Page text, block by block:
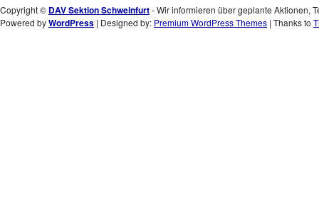
Copyright © DAV Sektion Schweinfurt- Wir informieren über geplante Aktionen,
Powered byWordPress | Designed by: Premium WordPress Themes | Thanks to